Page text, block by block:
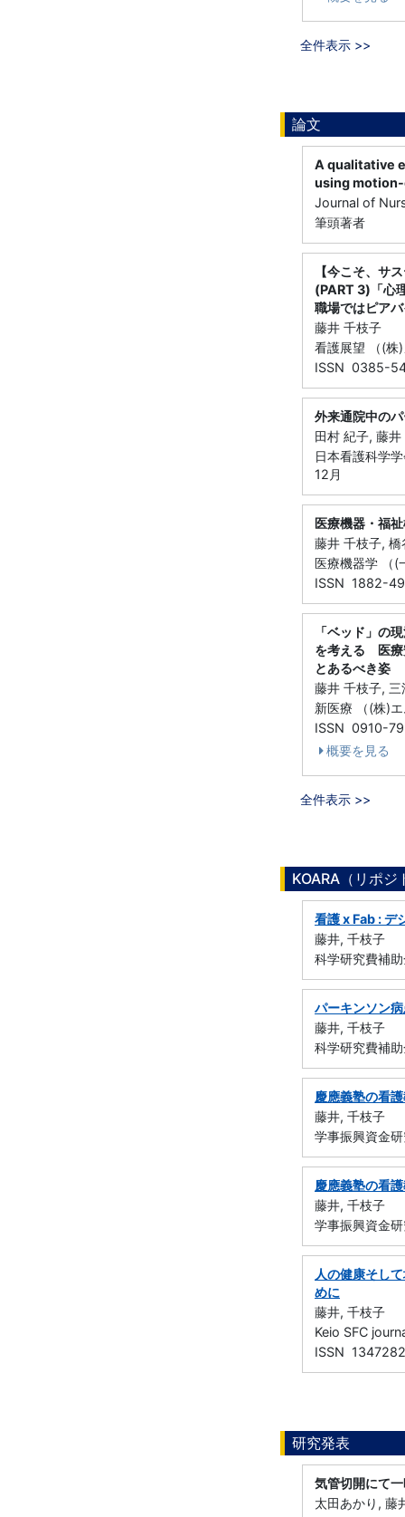
全件表示 >>
論文
A qualitative
using
Journal of
筆頭著者
【今こそ、サ
(PART 3)「心
職場ではピア
藤井 千枝子
看護展望 （(
ISSN 0385-
外来通院中の
田村 紀子, 藤井
日本看護科学
12月
医療機器・福
藤井 千枝子, 橋
医療機器学 （
ISSN 1882-
「ベッド」の
を考える 医療
とあるべき姿
藤井 千枝子, 三
新医療 （(株)
ISSN 0910-
概要を見る
全件表示 >>
KOARA（リポ
看護 x Fab : デ
藤井, 千枝子
科学研究費補
パーキンソン
藤井, 千枝子
科学研究費補
慶應義塾の看
藤井, 千枝子
学事振興資金
慶應義塾の看
藤井, 千枝子
学事振興資金
人の健康そし
めに
藤井, 千枝子
Keio SFC
ISSN
研究発表
気管切開にて
太田あかり, 藤